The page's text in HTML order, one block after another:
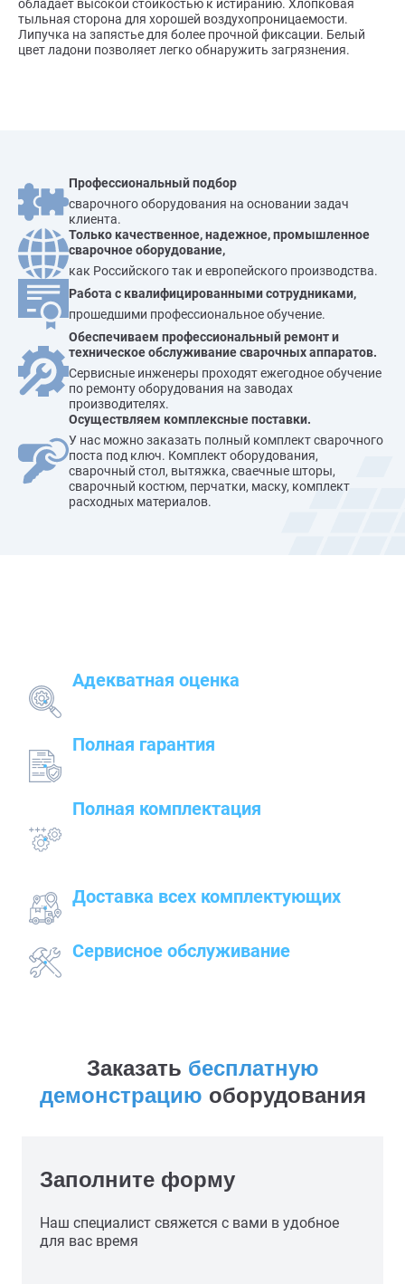
обладает высокой стойкостью к истиранию. Хлопковая
тыльная сторона для хорошей воздухопроницаемости.
Липучка на запястье для более прочной фиксации. Белый
цвет ладони позволяет легко обнаружить загрязнения.
Профессиональный подбор
сварочного оборудования на основании задач
клиента.
Только качественное, надежное, промышленное
сварочное оборудование,
как Российского так и европейского производства.
Работа с квалифицированными сотрудниками,
прошедшими профессиональное обучение.
Обеспечиваем профессиональный ремонт и
техническое обслуживание сварочных аппаратов.
Сервисные инженеры проходят ежегодное обучение
по ремонту оборудования на заводах
производителях.
Осуществляем комплексные поставки.
У нас можно заказать полный комплект сварочного
поста под ключ. Комплект оборудования,
сварочный стол, вытяжка, сваечные шторы,
сварочный костюм, перчатки, маску, комплект
расходных материалов.
Адекватная оценка
Полная гарантия
Полная комплектация
Доставка всех комплектующих
Сервисное обслуживание
Заказать бесплатную
демонстрацию оборудования
Заполните форму
Наш специалист свяжется с вами в удобное
для вас время